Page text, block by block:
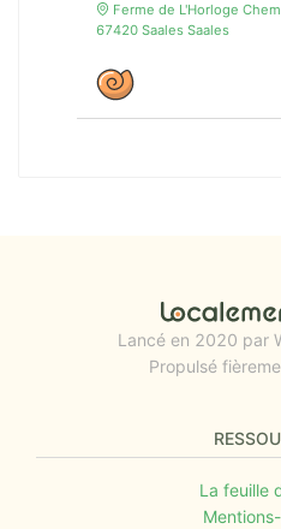
Ferme de L'Horloge
67420 Saales Saales
Lancé en 2020 par
Propulsé
La feuille